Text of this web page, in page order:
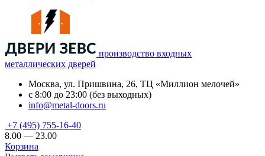
производство входных
металлических дверей
Москва, ул. Пришвина, 26, ТЦ «Миллион мелочей»
с 8:00 до 23:00 (без выходных)
info@metal-doors.ru
+7 (495) 755-16-40
8.00 — 23.00
Корзина